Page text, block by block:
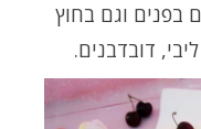
בפנים וגם בחוץ
דובדבנים.